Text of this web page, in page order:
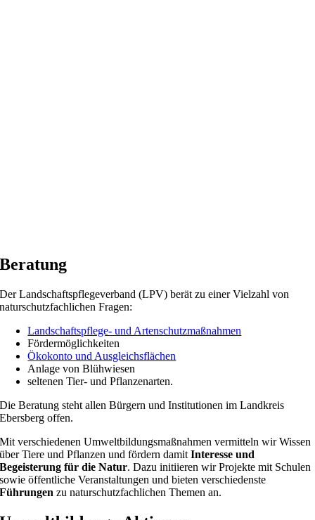
Beratung
Der Landschaftspflegeverband (LPV) berät zu einer Vielzahl von
naturschutzfachlichen Fragen:
Landschaftspflege- und Artenschutzmaßnahmen
Fördermöglichkeiten
Ökokonto und Ausgleichsflächen
Anlage von Blühwiesen
seltenen Tier- und Pflanzenarten.
Die Beratung steht allen Bürgern und Institutionen im Landkreis
Ebersberg offen.
Mit verschiedenen Umweltbildungsmaßnahmen vermitteln wir Wissen
über Tiere und Pflanzen und fördern damitInteresse und
Begeisterung für die Natur. Dazu initiieren wir Projekte mit Schulen
sowie öffentliche Veranstaltungen und bieten verschiedenste
Führungen zu naturschutzfachlichen Themen an.